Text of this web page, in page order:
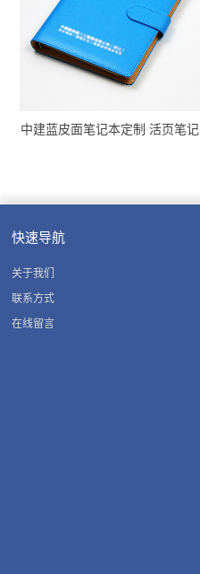
中建蓝皮面笔记本定制 活页笔记
快速导航
关于我们
联系方式
在线留言